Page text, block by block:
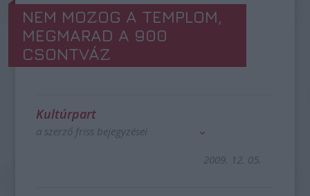
NEM MOZOG A TEMPLOM,
MEGMARAD A 900
CSONTVÁZ
Kultúrpart
a szerző friss bejegyzései
2009. 12. 05.